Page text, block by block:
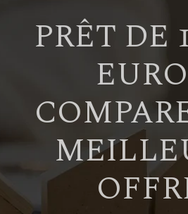
PRÊT DE